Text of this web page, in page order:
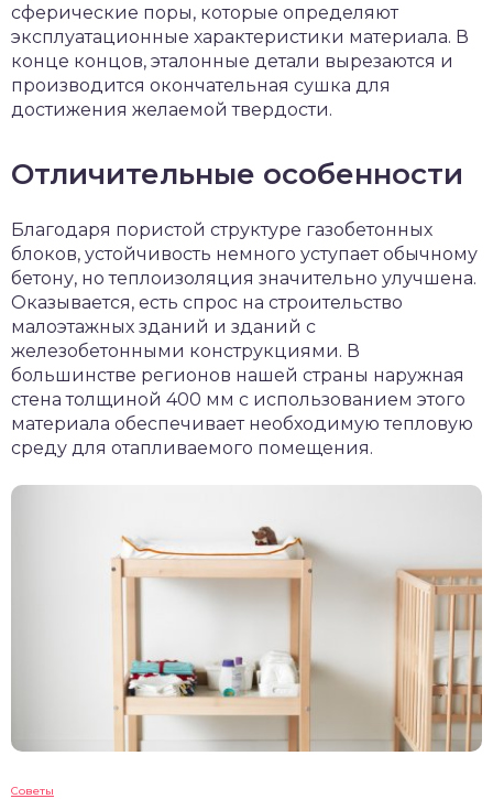
сферические поры, которые определяют
эксплуатационные характеристики материала. В
конце концов, эталонные детали вырезаются и
производится окончательная сушка для
достижения желаемой твердости.
Отличительные особенности
Благодаря пористой структуре газобетонных
блоков, устойчивость немного уступает обычному
бетону, но теплоизоляция значительно улучшена.
Оказывается, есть спрос на строительство
малоэтажных зданий и зданий с
железобетонными конструкциями. В
большинстве регионов нашей страны наружная
стена толщиной 400 мм с использованием этого
материала обеспечивает необходимую тепловую
среду для отапливаемого помещения.
Советы